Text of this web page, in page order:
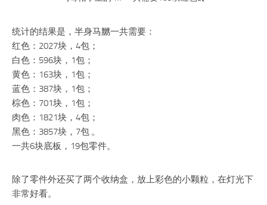
统计的结果是，半身马嬲一共需要：
红色：2027块，4包；
白色：596块，1包；
黄色：163块，1包；
蓝色：387块，1包；
棕色：701块，1包；
肉色：1821块，4包；
黑色：3857块，7包 。
一共6块底板，19包零件。
除了零件外还买了两个收纳盒，放上彩色的小颗粒，在灯光下
非常好看。